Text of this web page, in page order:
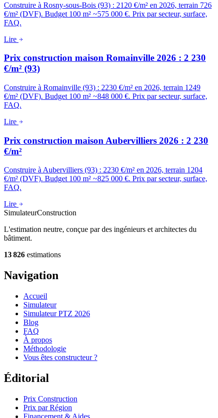
Construire à Rosny-sous-Bois (93) : 2120 €/m² en 2026, terrain 726
€/m² (DVF). Budget 100 m² ~575 000 €. Prix par secteur, surface,
FAQ.
Lire
Prix construction maison Romainville 2026 : 2 230
€/m² (93)
Construire à Romainville (93) : 2230 €/m² en 2026, terrain 1249
€/m² (DVF). Budget 100 m² ~848 000 €. Prix par secteur, surface,
FAQ.
Lire
Prix construction maison Aubervilliers 2026 : 2 230
€/m²
Construire à Aubervilliers (93) : 2230 €/m² en 2026, terrain 1204
€/m² (DVF). Budget 100 m² ~825 000 €. Prix par secteur, surface,
FAQ.
Lire
SimulateurConstruction
L'estimation neutre, conçue par des ingénieurs et architectes du
bâtiment.
13 826 estimations
Navigation
Accueil
Simulateur
Simulateur PTZ 2026
Blog
FAQ
À propos
Méthodologie
Vous êtes constructeur ?
Éditorial
Prix Construction
Prix par Région
Financement & Aides